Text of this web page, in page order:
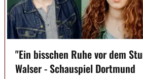
"Ein bisschen Ruhe vor dem
Walser - Schauspiel Dortmund